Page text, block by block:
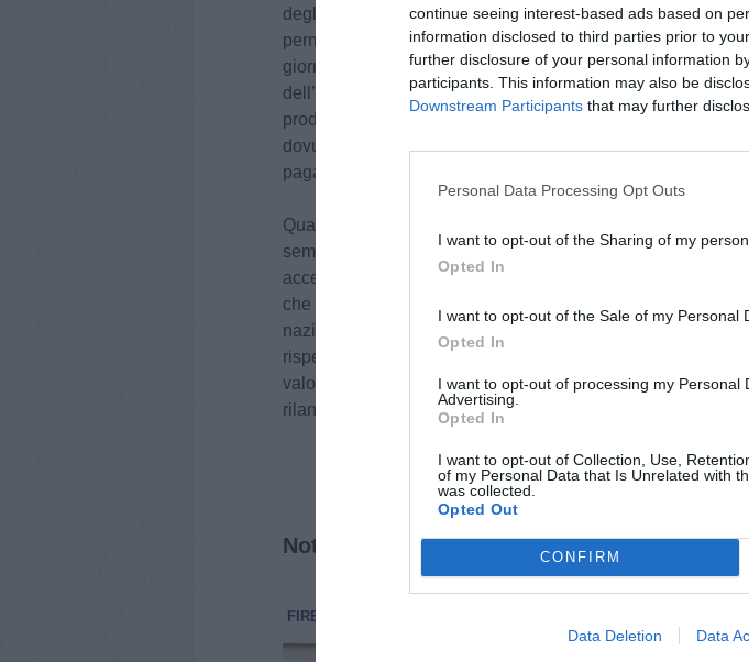
continue seeing interest-based ads based on
information disclosed to third parties prior to
further disclosure of your personal information
participants. This information may also be
Downstream Participants that may further
Personal Data Processing Opt Outs
I want to opt-out of the Sharing of my
Opted In
I want to opt-out of the Sale of my Personal
Opted In
I want to opt-out of processing my Personal
Advertising.
Opted In
I want to opt-out of Collection, Use,
of my Personal Data that Is Unrelated with
was collected.
Opted Out
CONFIRM
Data Deletion Data
degli accordi sulla produttività che abbiamo sottoscritto, e
permesso di tenere aperti i siti culturali in gestione statale
giorno e 362 giorni l’anno. Eppure sono anni che il Ministero
dell’Economia, nonostante i dati che attestano i guadagni
produttività e nonostante le annunciate “semplificazioni” che
dovuto velocizzare l’utilizzo dei fondi dedicati, non fa che
pagamento ai lavoratori delle prestazioni svolte.
Quanto ai decisori politici, anziché preoccuparsi di risolvere
sembrano intenti a cercare giustificazioni per praticare
accessorio. Atteggiamento ancora più grave – sottolineano i
che la Consulta ha evidenziato l’incostituzionalità di un
nazionali durato troppi anni. Con questa protesta vogliamo
rispetto e riconoscimento verso il personale dei Beni
valorizzazione delle loro professionalità come leva
rilancio del patrimonio culturale italiano.
Notizie correlate
FIRENZE
La fotografia di fine anno delle